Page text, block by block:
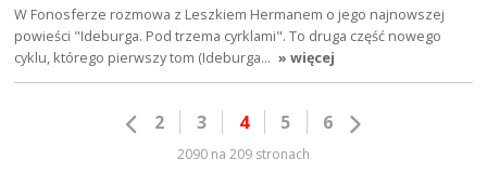
W Fonosferze rozmowa z Leszkiem Hermanem o jego najnowszej
powieści "Ideburga. Pod trzema cyrklami". To druga część nowego
cyklu, którego pierwszy tom (Ideburga… » więcej
2 3 4 5 6
2090 na 209 stronach